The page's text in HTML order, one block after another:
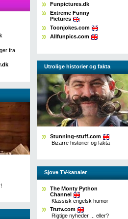
fra
Funpictures.dk
Extreme Funny
Pictures
Toonjokes.com
Allfunpics.com
Utrolige historier og fakta
Stunning-stuff.com
Bizarre historier og fakta
Sjove TV-kanaler
The Monty Python
Channel
Klassisk engelsk humor
Trutv.com
Rigtige nyheder ... eller?